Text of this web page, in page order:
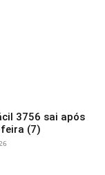
3756 sai após
(7)